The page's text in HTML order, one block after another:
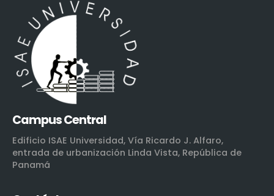
Campus Central
Edificio ISAE Universidad, Vía Ricardo J. Alfaro,
entrada de urbanización Linda Vista, República de
Panamá